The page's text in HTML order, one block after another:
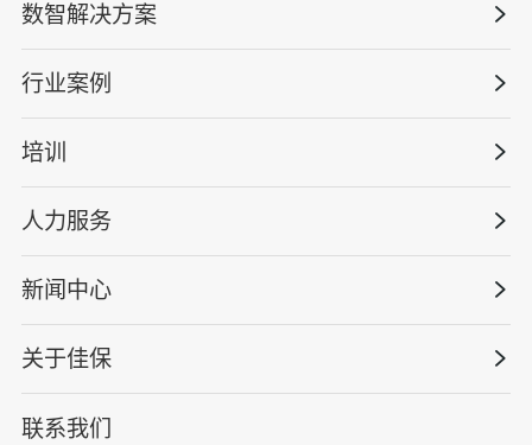
联系我们
数智安全科技
安全战略咨询
管理体系建设
安全技能提升
工程安全服务
巡查监督审计
HSE专家服务
数智解决方案
量化安全云
智慧化系统
智能终端
行业案例
政府安全监管
工程建设/地产物业
能源电力
仓储物流
水利水务
核电工程与运营
培训
版权安全课程
行业定制课程
资质与专业技能版权课
国际证书课程
人力服务
高薪岗位
HSE 专家服务
人力资源服务
新闻中心
公司新闻
蛇口安全论坛
关于佳保
公司简介